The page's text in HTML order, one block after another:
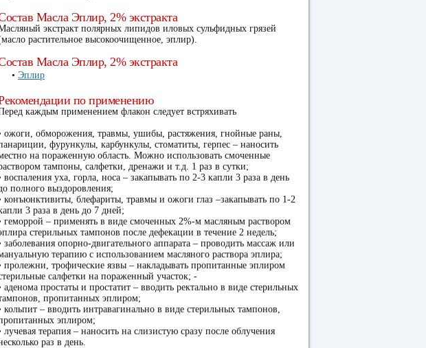
Масла Эплир, 2% экстракта
экстракт полярных липидов иловых сульфидных грязей
растительное высокоочищенное, эплир).
Масла Эплир, 2% экстракта
Эплир
по применению
каждым применением флакон следует встряхивать
ожоги, обморожения, травмы, ушибы, растяжения, гнойные раны,
фурункулы, карбункулы, стоматиты, герпес – наносить
на пораженную область. Можно использовать смоченные
тампоны, салфетки, дренажи и т.д. 1 раз в сутки;
воспаления уха, горла, носа – закапывать по 2-3 капли 3 раза в день
полного выздоровления;
конъюнктивиты, блефариты, травмы и ожоги глаз –закапывать по 1-2
3 раза в день до 7 дней;
геморрой – применять в виде смоченных 2%-м масляным раствором
стерильных тампонов после дефекации в течение 2 недель;
заболевания опорно-двигательного аппарата – проводить массаж или
терапию с использованием масляного раствора эплира;
пролежни, трофические язвы – накладывать пропитанные эплиром
салфетки на пораженный участок; -
аденома простаты и простатит – вводить ректально в виде стерильных
пропитанных эплиром;
кольпит – вводить интравагинально в виде стерильных тампонов,
эплиром;
лучевая терапия – наносить на слизистую сразу после облучения
раз в день.